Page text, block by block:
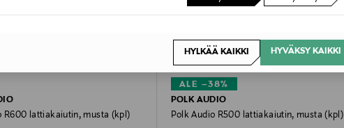
HYLKÄÄ KAIKKI HYVÄKSY KAIKKI
R600 lattiakaiutin, musta (kpl)
ALE –38%
POLK AUDIO
Polk Audio R500 lattiakaiutin, musta (kpl)